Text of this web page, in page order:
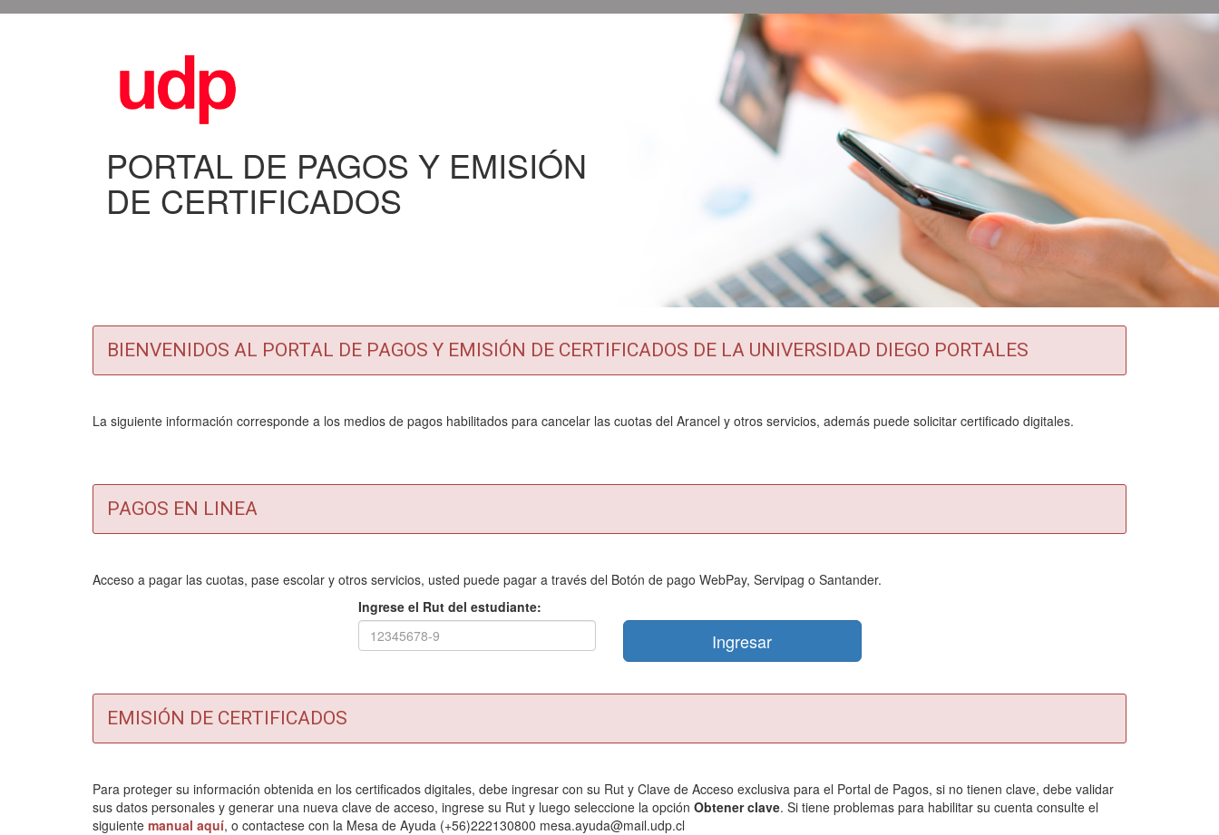
PORTAL DE PAGOS Y EMISIÓN
DE CERTIFICADOS
BIENVENIDOS AL PORTAL DE PAGOS Y EMISIÓN DE CERTIFICADOS DE LA UNIVERSIDAD DIEGO PORTALES
La siguiente información corresponde a los medios de pagos habilitados para cancelar las cuotas del Arancel y otros servicios, además puede solicitar certificado digitales.
PAGOS EN LINEA
Acceso a pagar las cuotas, pase escolar y otros servicios, usted puede pagar a través del Botón de pago WebPay, Servipag o Santander.
Ingrese el Rut del estudiante:
EMISIÓN DE CERTIFICADOS
Para proteger su información obtenida en los certificados digitales, debe ingresar con su Rut y Clave de Acceso exclusiva para el Portal de Pagos, si no tienen clave, debe validar
sus datos personales y generar una nueva clave de acceso, ingrese su Rut y luego seleccione la opción Obtener clave. Si tiene problemas para habilitar su cuenta consulte el
siguiente manual aquí, o contactese con la Mesa de Ayuda (+56)222130800 mesa.ayuda@mail.udp.cl